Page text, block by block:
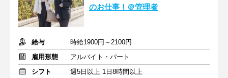
のお仕事！＠管理者
給与
時給1900円～2100円
雇用形態
アルバイト・パート
シフト
週5日以上 1日8時間以上